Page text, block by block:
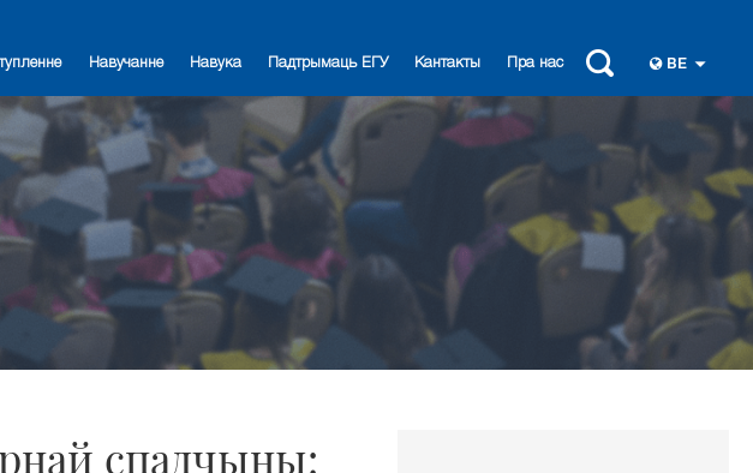
Навучанне Навука Падтрымаць ЕГУ Кантакты Пра нас BE
спадчыны: